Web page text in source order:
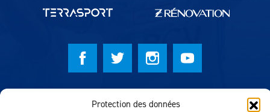
Protection des données
© Lausanne Sport Football Club 2026